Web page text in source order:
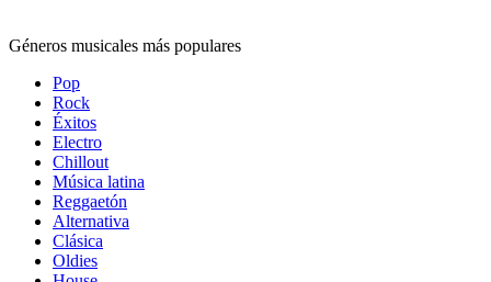
Géneros musicales más populares
Pop
Rock
Éxitos
Electro
Chillout
Música latina
Reggaetón
Alternativa
Clásica
Oldies